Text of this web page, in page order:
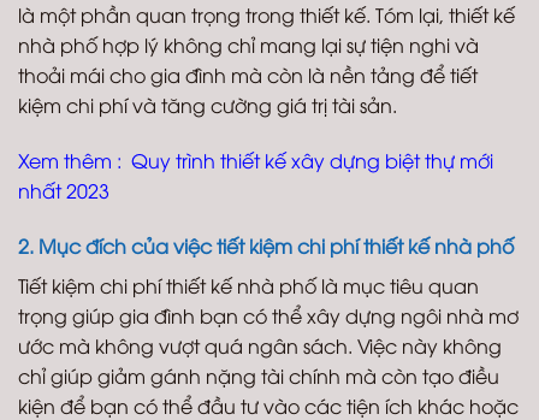
là một phần quan trọng trong thiết kế. Tóm lại, thiết kế
nhà phố hợp lý không chỉ mang lại sự tiện nghi và
thoải mái cho gia đình mà còn là nền tảng để tiết
kiệm chi phí và tăng cường giá trị tài sản.
Xem thêm : Quy trình thiết kế xây dựng biệt thự mới
nhất 2023
2. Mục đích của việc tiết kiệm chi phí thiết kế nhà phố
Tiết kiệm chi phí thiết kế nhà phố là mục tiêu quan
trọng giúp gia đình bạn có thể xây dựng ngôi nhà mơ
ước mà không vượt quá ngân sách. Việc này không
chỉ giúp giảm gánh nặng tài chính mà còn tạo điều
kiện để bạn có thể đầu tư vào các tiện ích khác hoặc